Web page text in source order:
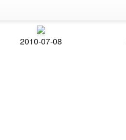
2010-07-08